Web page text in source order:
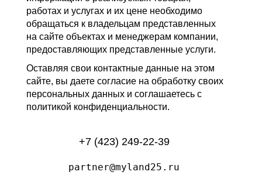
работах и услугах и их цене необходимо
обращаться к владельцам представленных
на сайте объектах и менеджерам компании,
предоставляющих представленные услуги.
Оставляя свои контактные данные на этом
сайте, вы даете согласие на обработку своих
персональных данных и соглашаетесь с
политикой конфиденциальности.
+7 (423) 249-22-39
partner@myland25.ru